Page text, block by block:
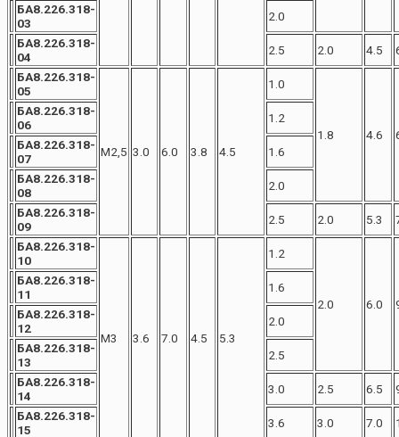
БА8.226.318-
03
2.0
БА8.226.318-
04
2.5 2.0 4.5
БА8.226.318-
05
М2,5 3.0 6.0 3.8 4.5
1.0
1.8 4.6
БА8.226.318-
06
1.2
БА8.226.318-
07
1.6
БА8.226.318-
08
2.0
БА8.226.318-
09
2.5 2.0 5.3
БА8.226.318-
10
М3 3.6 7.0 4.5 5.3
1.2
2.0 6.0
БА8.226.318-
11
1.6
БА8.226.318-
12
2.0
БА8.226.318-
13
2.5
БА8.226.318-
14
3.0 2.5 6.5
БА8.226.318-
15
3.6 3.0 7.0